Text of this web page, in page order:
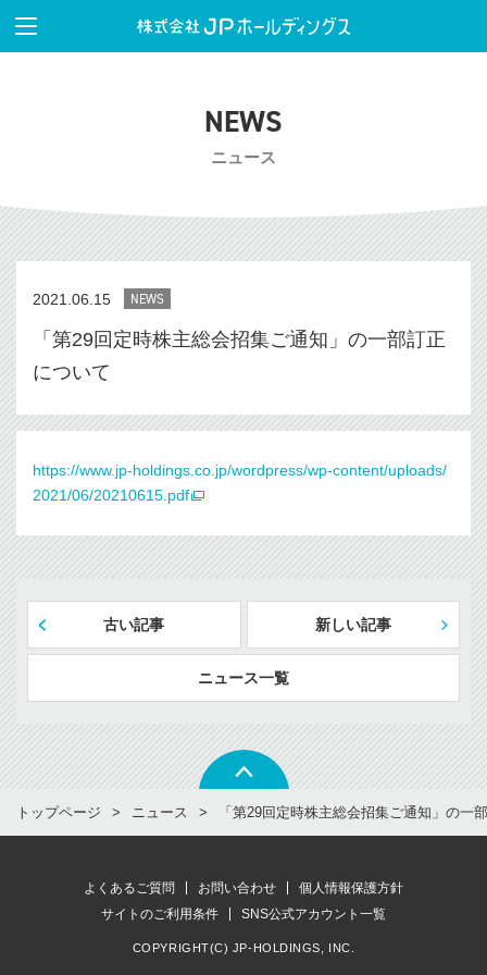
NEWS
ニュース
2021.06.15 NEWS
「第29回定時株主総会招集ご通知」の一部訂正
について
https://www.jp-holdings.co.jp/wordpress/wp-content/uploads/
2021/06/20210615.pdf
古い記事 新しい記事
ニュース一覧
トップページ ニュース 「第29回定時株主総会招集ご通知」の一
よくあるご質問 お問い合わせ
個人情報保護方針
サイトのご利用条件
SNS公式アカウント一覧
COPYRIGHT(C) JP-HOLDINGS, INC.